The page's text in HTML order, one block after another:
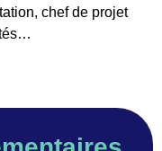
chef de projet